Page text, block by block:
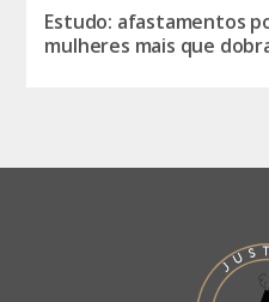
Estudo: afastamentos
mulheres mais que